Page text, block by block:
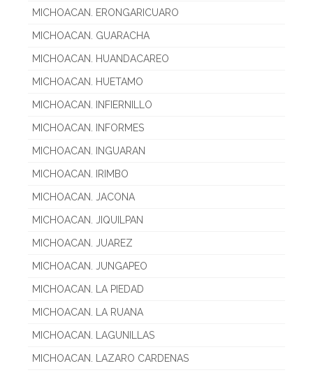
MICHOACAN. ERONGARICUARO
MICHOACAN. GUARACHA
MICHOACAN. HUANDACAREO
MICHOACAN. HUETAMO
MICHOACAN. INFIERNILLO
MICHOACAN. INFORMES
MICHOACAN. INGUARAN
MICHOACAN. IRIMBO
MICHOACAN. JACONA
MICHOACAN. JIQUILPAN
MICHOACAN. JUAREZ
MICHOACAN. JUNGAPEO
MICHOACAN. LA PIEDAD
MICHOACAN. LA RUANA
MICHOACAN. LAGUNILLAS
MICHOACAN. LAZARO CARDENAS